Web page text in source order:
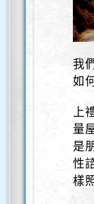
我
如
上
量
是
性
樣